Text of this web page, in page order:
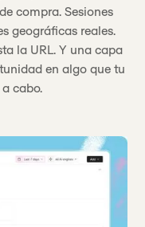
compra. Sesiones
geográficas reales.
la URL. Y una capa
en algo que tu
cabo.